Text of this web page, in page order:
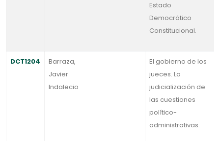
Estado
Democrático
Constitucional.
DCT1204
Barraza,
Javier
Indalecio
El gobierno de los
jueces. La
judicialización de
las cuestiones
político-
administrativas.